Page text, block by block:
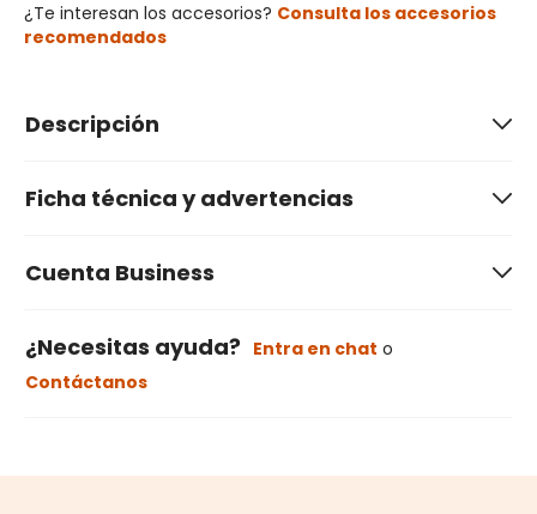
¿Te interesan los accesorios? Consulta los accesorios
recomendados
Descripción
Ficha técnica y advertencias
Cuenta Business
¿Necesitas ayuda? Entra en chat o
Contáctanos